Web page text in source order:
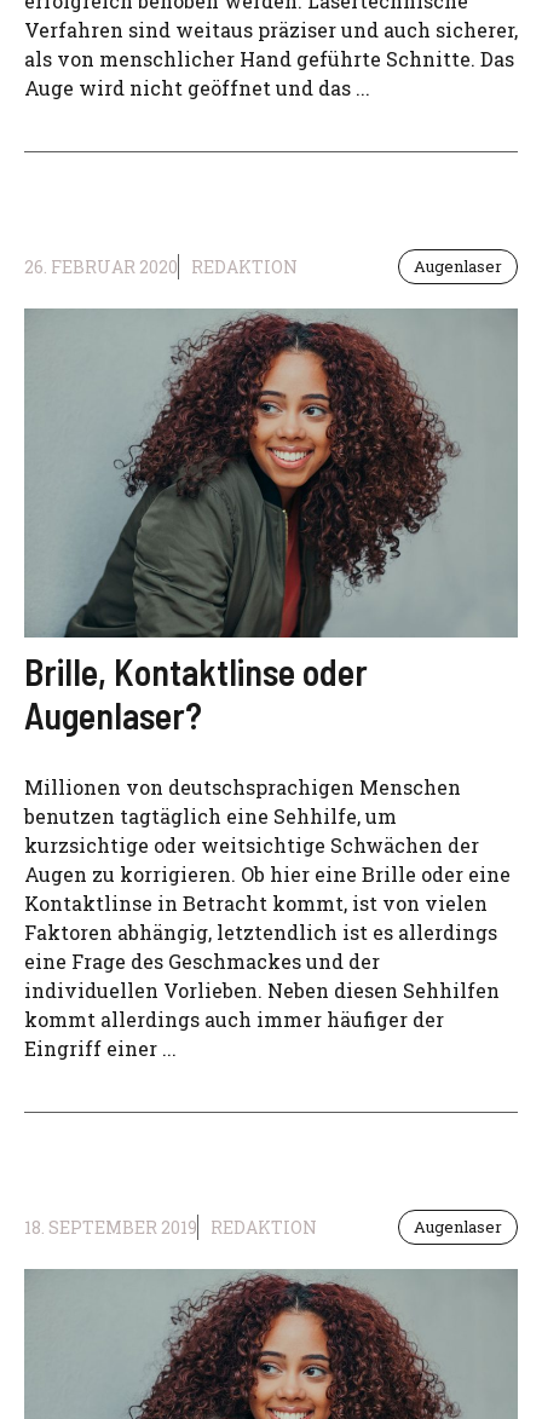
Verfahren sind weitaus präziser und auch sicherer,
als von menschlicher Hand geführte Schnitte. Das
Auge wird nicht geöffnet und das ...
26. FEBRUAR 2020 REDAKTION Augenlaser
Brille, Kontaktlinse oder
Augenlaser?
Millionen von deutschsprachigen Menschen
benutzen tagtäglich eine Sehhilfe, um
kurzsichtige oder weitsichtige Schwächen der
Augen zu korrigieren. Ob hier eine Brille oder eine
Kontaktlinse in Betracht kommt, ist von vielen
Faktoren abhängig, letztendlich ist es allerdings
eine Frage des Geschmackes und der
individuellen Vorlieben. Neben diesen Sehhilfen
kommt allerdings auch immer häufiger der
Eingriff einer ...
18. SEPTEMBER 2019 REDAKTION Augenlaser